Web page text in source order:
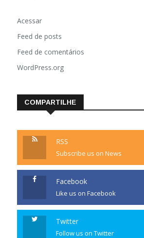
Acessar
Feed de posts
Feed de comentários
WordPress.org
COMPARTILHE
RSS
Subscribe us on News
Facebook
Like us on Facebook
Twitter
Follow us on Twitter